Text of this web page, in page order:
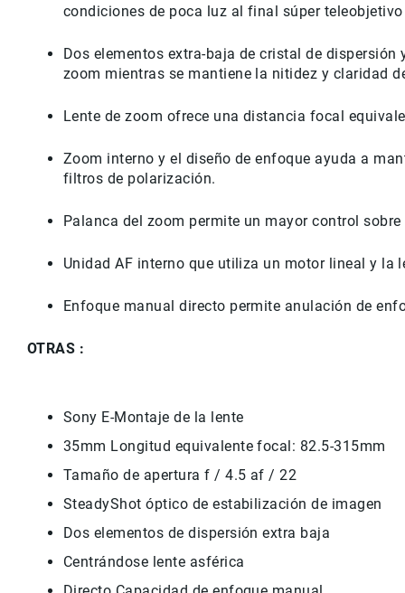
condiciones de poca luz al final súper
Dos elementos extra-baja de cristal de
zoom mientras se mantiene la nitidez y claridad
Lente de zoom ofrece una distancia focal
Zoom interno y el diseño de enfoque ayuda a
filtros de polarización.
Palanca del zoom permite un mayor control
Unidad AF interno que utiliza un motor lineal y la
Enfoque manual directo permite anulación de
OTRAS :
Sony E-Montaje de la lente
35mm Longitud equivalente focal: 82.5-315mm
Tamaño de apertura f / 4.5 af / 22
SteadyShot óptico de estabilización de imagen
Dos elementos de dispersión extra baja
Centrándose lente asférica